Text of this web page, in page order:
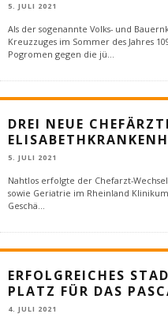
5. JULI 2021
Als der sogenannte Volks- und
Kreuzzuges im Sommer des Jahres
Pogromen gegen die jü...
DREI NEUE
5. JULI 2021
Nahtlos erfolgte der Chefarzt-
sowie Geriatrie im Rheinland
Geschä...
ERFOLGREICHES
PLATZ FÜR DAS
4. JULI 2021